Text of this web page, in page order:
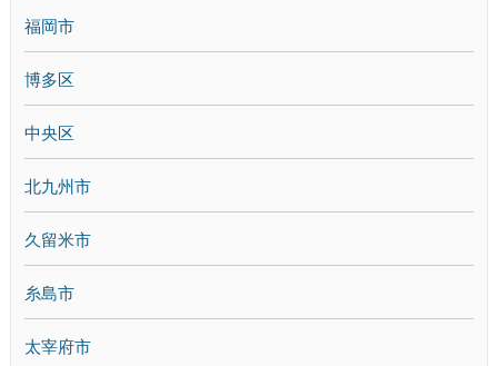
福岡市
博多区
中央区
北九州市
久留米市
糸島市
太宰府市